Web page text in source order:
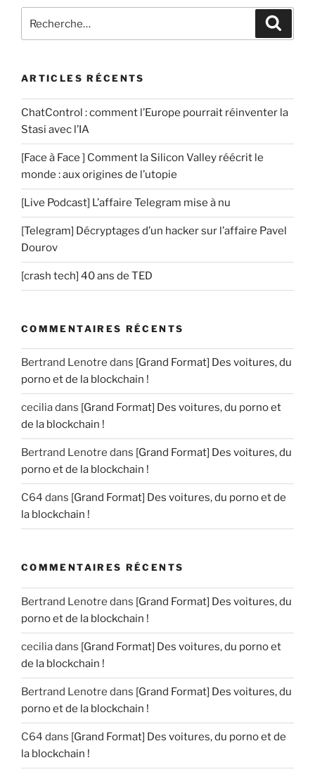
a
r
pour
ARTICLES RÉCENTS
ChatControl : comment l’Europe pourrait réinventer la
Stasi avec l’IA
[Face à Face ] Comment la Silicon Valley réécrit le
monde : aux origines de l’utopie
[Live Podcast] L’affaire Telegram mise à nu
[Telegram] Décryptages d’un hacker sur l’affaire Pavel
Dourov
[crash tech] 40 ans de TED
COMMENTAIRES RÉCENTS
Bertrand Lenotre dans [Grand Format] Des voitures, du
porno et de la blockchain !
ceciliadans [Grand Format] Des voitures, du porno et
de la blockchain !
Bertrand Lenotre dans [Grand Format] Des voitures, du
porno et de la blockchain !
C64 dans [Grand Format] Des voitures, du porno et de
la blockchain !
COMMENTAIRES RÉCENTS
Bertrand Lenotre dans [Grand Format] Des voitures, du
porno et de la blockchain !
ceciliadans [Grand Format] Des voitures, du porno et
de la blockchain !
Bertrand Lenotre dans [Grand Format] Des voitures, du
porno et de la blockchain !
C64 dans [Grand Format] Des voitures, du porno et de
la blockchain !